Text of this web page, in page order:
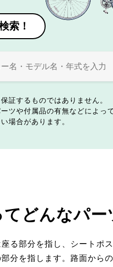
索！
証するものではありません。
ツや付属品の有無などによっ
場合があります。
どんなパー
る部分を指し、シートポ
分を指します。路面から